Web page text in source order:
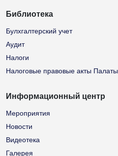
Библиотека
Булхгалтерский учет
Аудит
Налоги
Налоговые правовые акты Палаты
Информационный центр
Мероприятия
Новости
Видеотека
Галерея